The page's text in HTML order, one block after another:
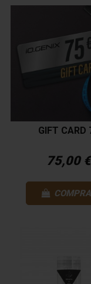
GIFT CARD
75,00 €